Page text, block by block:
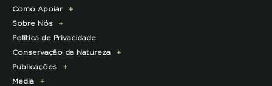
Como Apoiar
Doe Hoje
Consignação do IRS
Torne-se Associado
Pagamento Quotas
Parcerias Exclusivas aos Associados
Sobre Nós
Apresentação
História
Institucional
Membros da Direção Nacional
Política de Privacidade
Conservação da Natureza
Programa Lince
Programa Castro Verde Sustentável
Publicações
E-News
Media